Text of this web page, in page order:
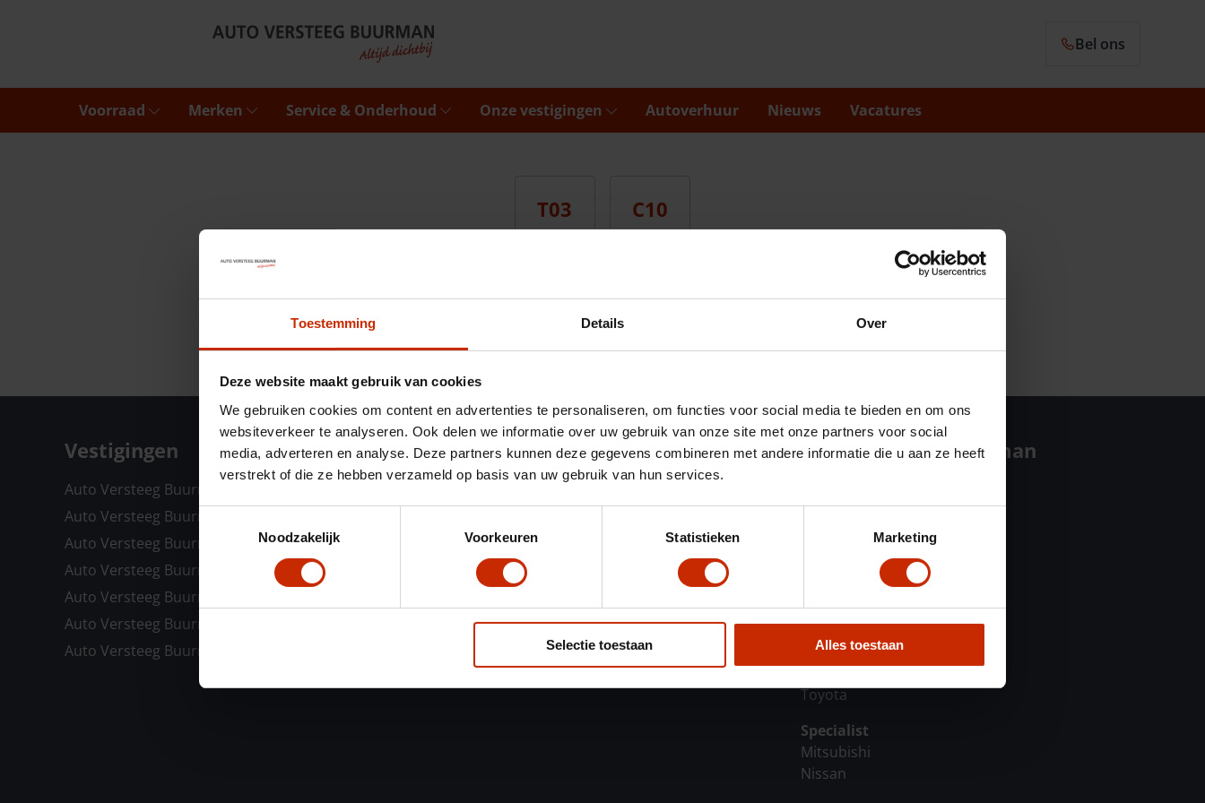
Toestemming Details Over
Deze website maakt gebruik van cookies
We gebruiken cookies om content en advertenties te personaliseren, om functies voor social media te bieden en om ons
websiteverkeer te analyseren. Ook delen we informatie over uw gebruik van onze site met onze partners voor social
media, adverteren en analyse. Deze partners kunnen deze gegevens combineren met andere informatie die u aan ze heeft
verstrekt of die ze hebben verzameld op basis van uw gebruik van hun services.
Toestemmingsselectie
Noodzakelijk
Voorkeuren Statistieken Marketing
Selectie toestaan Alles toestaan
Bel ons
Voorraad Merken Service & Onderhoud Onze vestigingen Autoverhuur Nieuws Vacatures
T03 C10
Vestigingen
Auto Versteeg Buurman Barneveld Centrum
Auto Versteeg Buurman Barneveld Zuid
Auto Versteeg Buurman Deventer
Auto Versteeg Buurman Ermelo
Auto Versteeg Buurman Nunspeet
Auto Versteeg Buurman Voorthuizen
Auto Versteeg Buurman Woudenberg
Handige links
Vacatures
Auto Versteeg Buurman
Suzuki
Erkend Reparateur
Peugeot
Toyota
Specialist
Mitsubishi
Nissan